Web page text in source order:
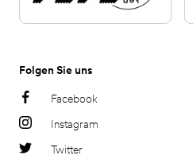
Folgen Sie uns
Facebook
Instagram
Twitter